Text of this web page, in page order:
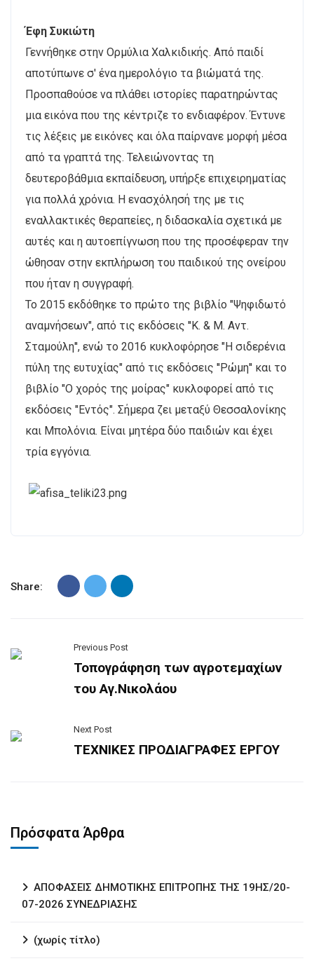
Έφη Συκιώτη
Γεννήθηκε στην Ορμύλια Χαλκιδικής. Από παιδί
αποτύπωνε σ' ένα ημερολόγιο τα βιώματά της.
Προσπαθούσε να πλάθει ιστορίες παρατηρώντας
μια εικόνα που της κέντριζε το ενδιαφέρον. Έντυνε
τις λέξεις με εικόνες και όλα παίρνανε μορφή μέσα
από τα γραπτά της. Τελειώνοντας τη
δευτεροβάθμια εκπαίδευση, υπήρξε επιχειρηματίας
για πολλά χρόνια. Η ενασχόλησή της με τις
εναλλακτικές θεραπείες, η διδασκαλία σχετικά με
αυτές και η αυτοεπίγνωση που της προσέφεραν την
ώθησαν στην εκπλήρωση του παιδικού της ονείρου
που ήταν η συγγραφή.
Το 2015 εκδόθηκε το πρώτο της βιβλίο "Ψηφιδωτό
αναμνήσεων", από τις εκδόσεις ''Κ. & Μ. Αντ.
Σταμούλη'', ενώ το 2016 κυκλοφόρησε "Η σιδερένια
πύλη της ευτυχίας" από τις εκδόσεις ''Ρώμη'' και το
βιβλίο "Ο χορός της μοίρας" κυκλοφορεί από τις
εκδόσεις "Εντός". Σήμερα ζει μεταξύ Θεσσαλονίκης
και Μπολόνια. Είναι μητέρα δύο παιδιών και έχει
τρία εγγόνια.
Share:
Previous Post
Τοπογράφηση των αγροτεμαχίων
του Αγ.Νικολάου
Next Post
ΤΕΧΝΙΚΕΣ ΠΡΟΔΙΑΓΡΑΦΕΣ ΕΡΓΟΥ
Πρόσφατα Άρθρα
ΑΠΟΦΑΣΕΙΣ ΔΗΜΟΤΙΚΗΣ ΕΠΙΤΡΟΠΗΣ ΤΗΣ 19ΗΣ/20-
07-2026 ΣΥΝΕΔΡΙΑΣΗΣ
(χωρίς τίτλο)